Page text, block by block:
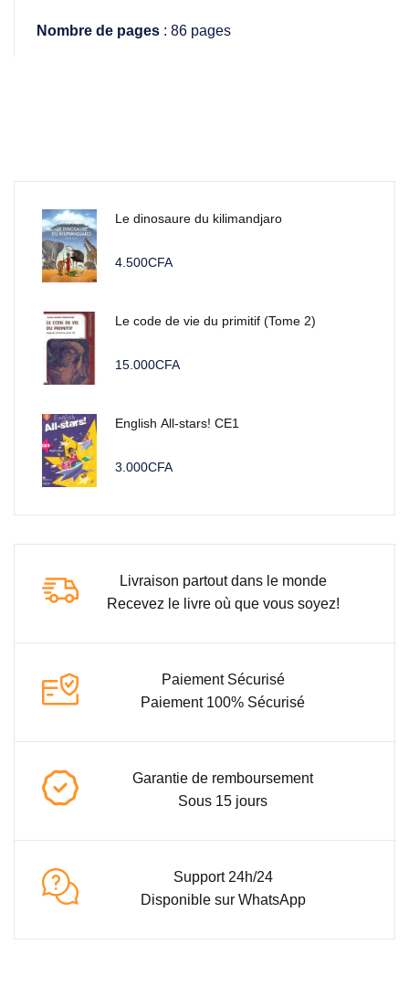
Nombre de pages : 86 pages
Le dinosaure du kilimandjaro
4.500CFA
Le code de vie du primitif (Tome 2)
15.000CFA
English All-stars! CE1
3.000CFA
Livraison partout dans le monde
Recevez le livre où que vous soyez!
Paiement Sécurisé
Paiement 100% Sécurisé
Garantie de remboursement
Sous 15 jours
Support 24h/24
Disponible sur WhatsApp